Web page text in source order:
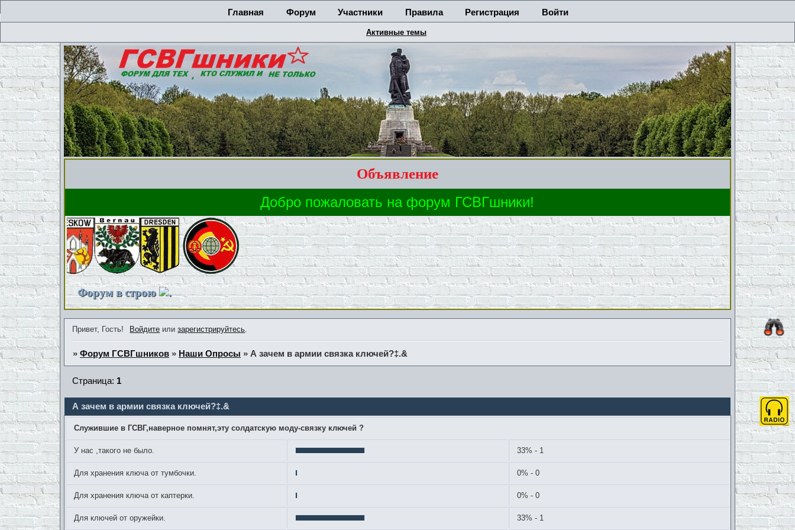
Главная Форум Участники Правила Регистрация Войти
Активные темы
Объявление
Форум в строю .
Привет, Гость! Войдите илизарегистрируйтесь.
»Форум ГСВГшников » Наши Опросы » А зачем в армии связка ключей?‡.&
А зачем в армии связка ключей?‡.&
Страница: 1
Служившие в ГСВГ,наверное помнят,эту солдатскую моду-связку ключей ?
У нас ,такого не было. 33% - 1
Для хранения ключа от тумбочки. 0% - 0
Для хранения ключа от каптерки. 0% - 0
Для ключей от оружейки. 33% - 1